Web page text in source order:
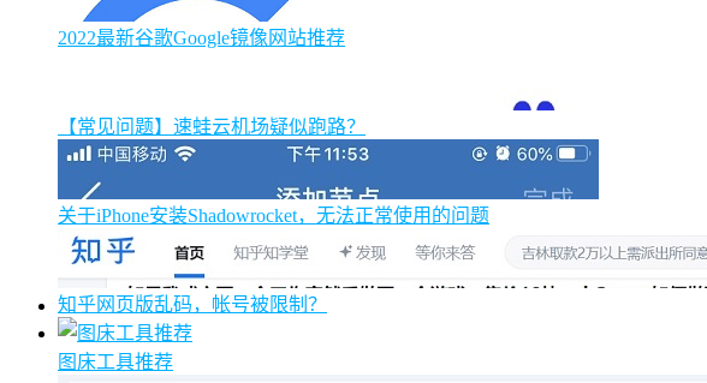
2022最新谷歌Google镜像网站推荐
【常见问题】速蛙云机场疑似跑路？
关于iPhone安装Shadowrocket，无法正常使用的问题
知乎网页版乱码，帐号被限制？
图床工具推荐